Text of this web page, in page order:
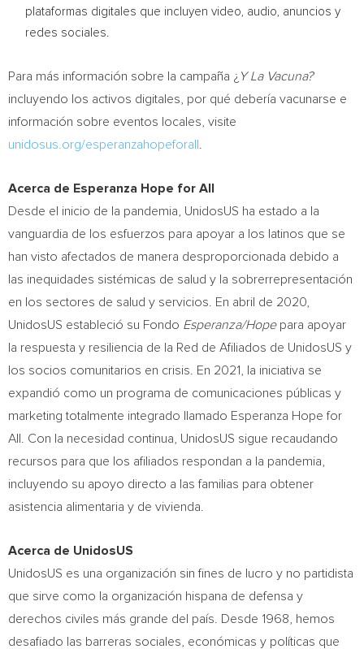
plataformas digitales que incluyen video, audio, anuncios y
redes sociales.
Para más información sobre la campaña ¿ Y La Vacuna?
incluyendo los activos digitales, por qué debería vacunarse e
información sobre eventos locales, visite
unidosus.org/esperanzahopeforall
Acerca de Esperanza Hope for All
Desde el inicio de la pandemia, UnidosUS ha estado a la
vanguardia de los esfuerzos para apoyar a los latinos que se
han visto afectados de manera desproporcionada debido a
las inequidades sistémicas de salud y la sobrerrepresentación
en los sectores de salud y servicios. En abril de 2020,
UnidosUS estableció su Fondo Esperanza/Hopepara apoyar
la respuesta y resiliencia de la Red de Afiliados de UnidosUS y
los socios comunitarios en crisis. En 2021, la iniciativa se
expandió como un programa de comunicaciones públicas y
marketing totalmente integrado llamado Esperanza Hope for
All. Con la necesidad continua, UnidosUS sigue recaudando
recursos para que los afiliados respondan a la pandemia,
incluyendo su apoyo directo a las familias para obtener
asistencia alimentaria y de vivienda.
Acerca de UnidosUS
UnidosUS es una organización sin fines de lucro y no partidista
que sirve como la organización hispana de defensa y
derechos civiles más grande del país. Desde 1968, hemos
desafiado las barreras sociales, económicas y políticas que